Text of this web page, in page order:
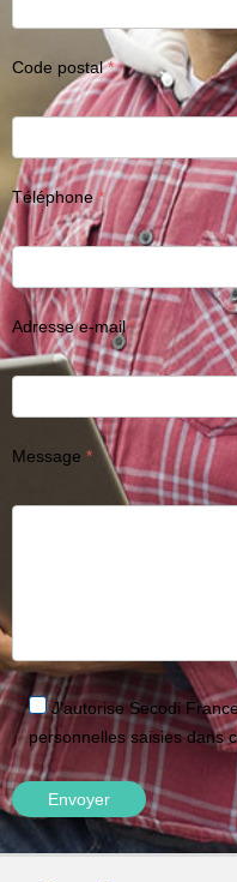
Code postal
Téléphone
Adresse e-mail
Message
J'autorise Secodi
personnelles saisies dans